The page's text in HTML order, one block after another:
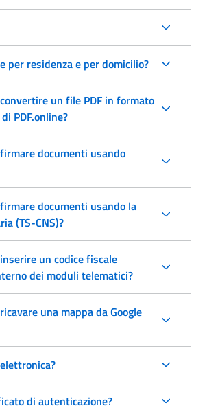
per residenza e per domicilio?
un file PDF in formato
PDF.online?
documenti usando
documenti usando la
(TS-CNS)?
un codice fiscale
dei moduli telematici?
una mappa da Google
di autenticazione?